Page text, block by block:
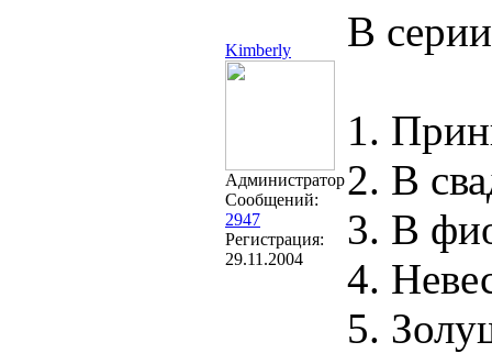
Kimberly
Администратор
Сообщений:
2947
Регистрация:
29.11.2004
В
1.
2. В
3. В
4.
5.